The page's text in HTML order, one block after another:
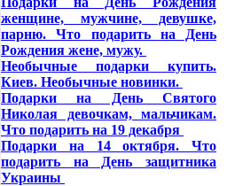
женщине, мужчине, девушке,
парню. Что подарить на День
Рождения жене, мужу.
Необычные подарки купить.
Киев. Необычные новинки.
Подарки на День Святого
Николая девочкам, мальчикам.
Что подарить на 19 декабря
Подарки на 14 октября. Что
подарить на День защитника
Украины